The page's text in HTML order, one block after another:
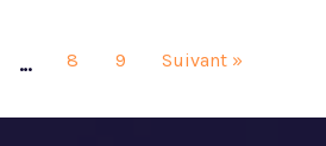
… 8 9 Suivant »